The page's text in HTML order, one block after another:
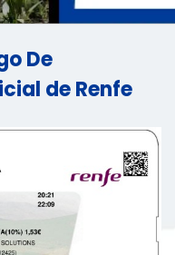
De
de Renfe